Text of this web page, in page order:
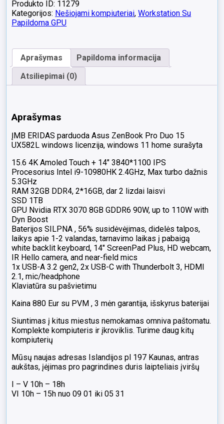
Produkto ID: 11279
Kategorijos: Nešiojami kompiuteriai,Workstation Su
Papildoma GPU
Aprašymas
Papildoma informacija
Atsiliepimai (0)
Aprašymas
ĮMB ERIDAS parduoda Asus ZenBook Pro Duo 15
UX582L windows licenzija, windows 11 home surašyta
15.6 4K Amoled Touch + 14″ 3840*1100 IPS
Procesorius Intel i9-10980HK 2.4GHz, Max turbo dažnis
5.3GHz
RAM 32GB DDR4, 2*16GB, dar 2 lizdai laisvi
SSD 1TB
GPU Nvidia RTX 3070 8GB GDDR6 90W, up to 110W with
Dyn Boost
Baterijos SILPNA , 56% susidėvėjimas, didelės talpos,
laikys apie 1-2 valandas, tarnavimo laikas į pabaigą
white backlit keyboard, 14″ ScreenPad Plus, HD webcam,
IR Hello camera, and near-field mics
1x USB-A 3.2 gen2, 2x USB-C with Thunderbolt 3, HDMI
2.1, mic/headphone
Klaviatūra su pašvietimu
Kaina 880 Eur su PVM , 3 mėn garantija, išskyrus baterijai
Siuntimas į kitus miestus nemokamas omniva paštomatu.
Komplekte kompiuteris ir įkroviklis. Turime daug kitų
kompiuterių
Mūsų naujas adresas Islandijos pl 197 Kaunas, antras
aukštas, įėjimas pro pagrindines duris laipteliais įviršų
I – V 10h – 18h
VI 10h – 15h nuo 09 01 iki 05 31